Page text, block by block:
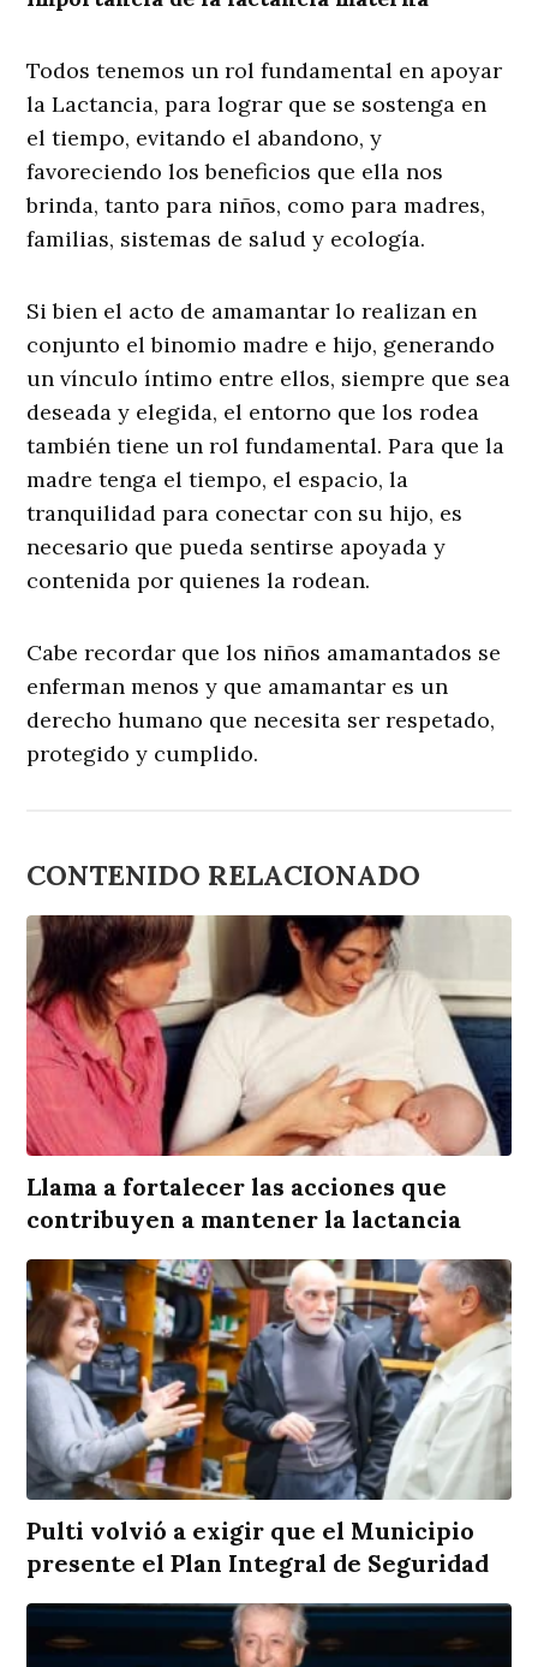
Todos tenemos un rol fundamental en apoyar
la Lactancia, para lograr que se sostenga en
el tiempo, evitando el abandono, y
favoreciendo los beneficios que ella nos
brinda, tanto para niños, como para madres,
familias, sistemas de salud y ecología.
Si bien el acto de amamantar lo realizan en
conjunto el binomio madre e hijo, generando
un vínculo íntimo entre ellos, siempre que sea
deseada y elegida, el entorno que los rodea
también tiene un rol fundamental. Para que la
madre tenga el tiempo, el espacio, la
tranquilidad para conectar con su hijo, es
necesario que pueda sentirse apoyada y
contenida por quienes la rodean.
Cabe recordar que los niños amamantados se
enferman menos y que amamantar es un
derecho humano que necesita ser respetado,
protegido y cumplido.
CONTENIDO RELACIONADO
Llama a fortalecer las acciones que
contribuyen a mantener la lactancia
Pulti volvió a exigir que el Municipio
presente el Plan Integral de Seguridad